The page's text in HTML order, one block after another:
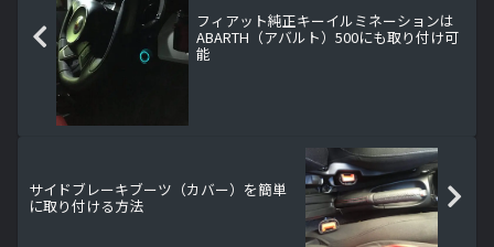
フィアット純正キーイルミネーションは
ABARTH（アバルト）500にも取り付け可
能
サイドブレーキブーツ（カバー）を簡単
に取り付ける方法